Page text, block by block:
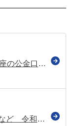
令和8年8月から送付する「年金振込口座の公金口座登録に関する意向確認書」を案内するチャットボットを開設（日本年金機構）
雇用保険の基本手当日額、支給限度額など 令和8年8月1日から変更（厚労省）